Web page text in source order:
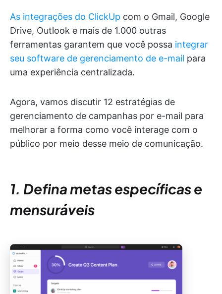
As integrações do ClickUp com o Gmail, Google
Drive, Outlook e mais de 1.000 outras
ferramentas garantem que você possa integrar
seu software de gerenciamento de e-mail para
uma experiência centralizada.
Agora, vamos discutir 12 estratégias de
gerenciamento de campanhas por e-mail para
melhorar a forma como você interage com o
público por meio desse meio de comunicação.
1. Defina metas específicas e
mensuráveis